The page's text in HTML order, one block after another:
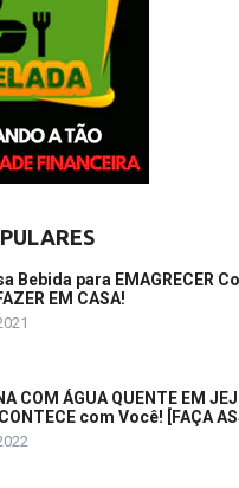
Bebida para EMAGRECER
EM CASA!
COM ÁGUA QUENTE EM
com Você! [FAÇA